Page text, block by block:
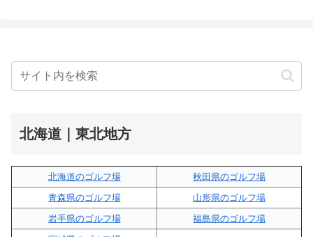
北海道｜東北地方
北海道のゴルフ場
秋田県のゴルフ場
青森県のゴルフ場
山形県のゴルフ場
岩手県のゴルフ場
福島県のゴルフ場